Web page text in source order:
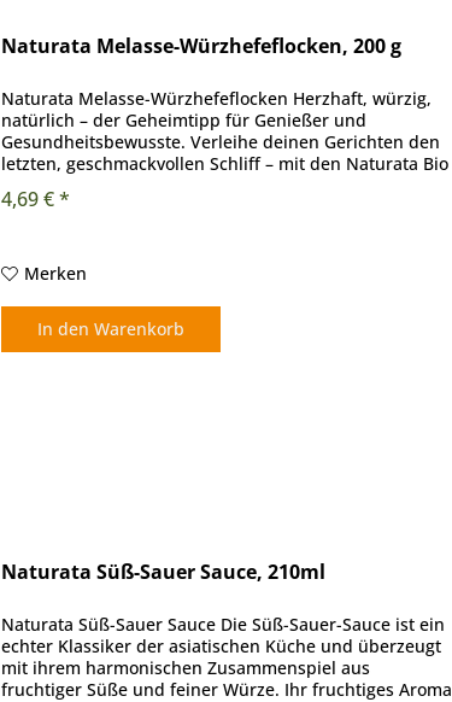
Naturata Melasse-Würzhefeflocken, 200 g
Naturata Melasse-Würzhefeflocken Herzhaft, würzig,
natürlich – der Geheimtipp für Genießer und
Gesundheitsbewusste. Verleihe deinen Gerichten den
letzten, geschmackvollen Schliff – mit den Naturata Bio
4,69 € *
Merken
In den Warenkorb
Naturata Süß-Sauer Sauce, 210ml
Naturata Süß-Sauer Sauce Die Süß-Sauer-Sauce ist ein
echter Klassiker der asiatischen Küche und überzeugt
mit ihrem harmonischen Zusammenspiel aus
fruchtiger Süße und feiner Würze. Ihr fruchtiges Aroma